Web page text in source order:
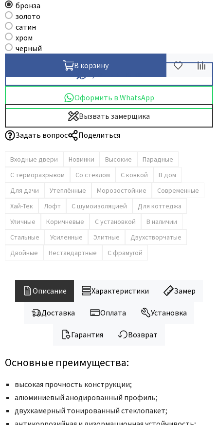
бронза
золото
сатин
хром
чёрный
В корзину
Оформить в WhatsApp
Вызвать замерщика
Задать вопрос
Поделиться
Входные двери Новинки Высокие
Парадные
С терморазрывом
Со стеклом С ковкой
В дом
Для дачи
Утеплённые Морозостойкие
Современные
Хай-Тек
Лофт С шумоизоляцией
Для коттеджа
Уличные
Коричневые С установкой
В наличии
Стальные
Усиленные Элитные
Двухстворчатые
Двойные
Нестандартные С фрамугой
Описание Характеристики Замер
Доставка Оплата Установка
Гарантия Возврат
Основные преимущества:
высокая прочность конструкции;
алюминиевый анодированный профиль;
двухкамерный тонированный стеклопакет;